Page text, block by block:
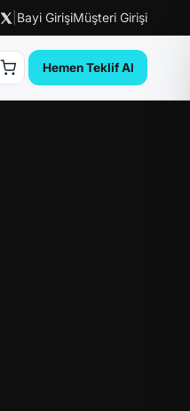
Bayi GirişiMüşteri Girişi
Hemen Teklif Al